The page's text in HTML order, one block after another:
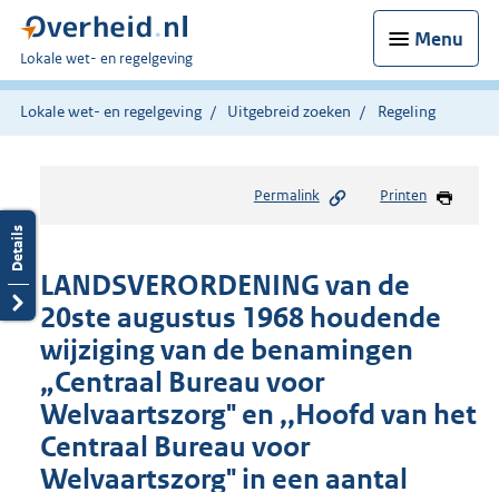
Menu
U
bent
hier:
Lokale wet- en regelgeving
Lokale wet- en regelgeving Uitgebreid zoeken Regeling
Permalink Printen
LANDSVERORDENING van de
20ste augustus 1968 houdende
wijziging van de benamingen
„Centraal Bureau voor
Welvaartszorg" en ,,Hoofd van het
Centraal Bureau voor
Welvaartszorg" in een aantal